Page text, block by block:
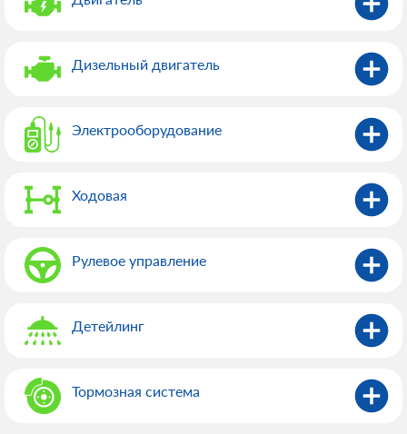
Дизельный двигатель
Электрооборудованиe
Ходовая
Рулевое управление
Детейлинг
Тормозная система